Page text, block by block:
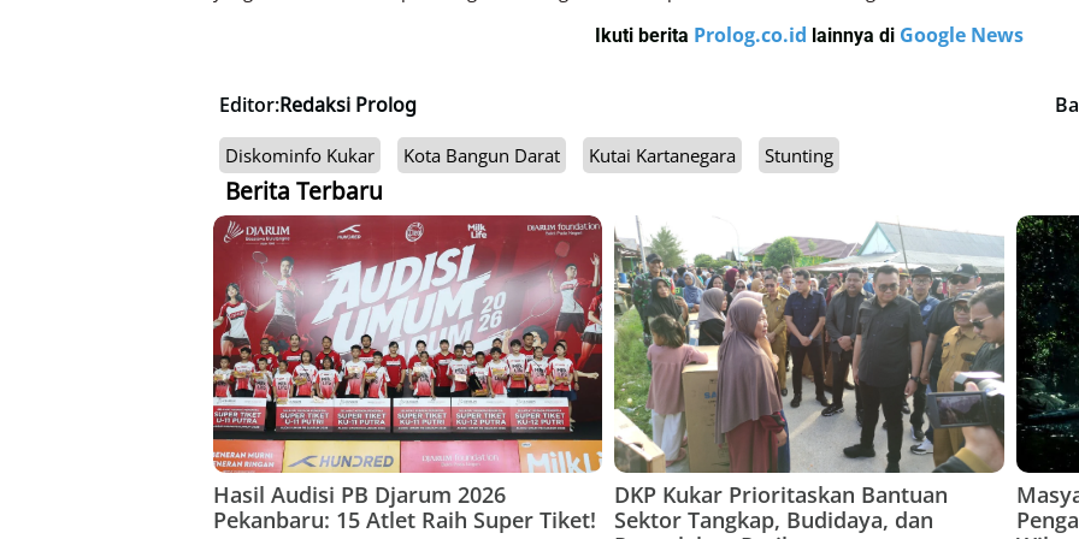
Ikuti berita Prolog.co.id lainnya di Google News
Editor:Redaksi Prolog
Diskominfo Kukar Kota Bangun Darat Kutai Kartanegara Stunting
Berita Terbaru
Hasil Audisi PB Djarum 2026
Pekanbaru: 15 Atlet Raih Super Tiket!
DKP Kukar Prioritaskan Bantuan
Sektor Tangkap, Budidaya, dan